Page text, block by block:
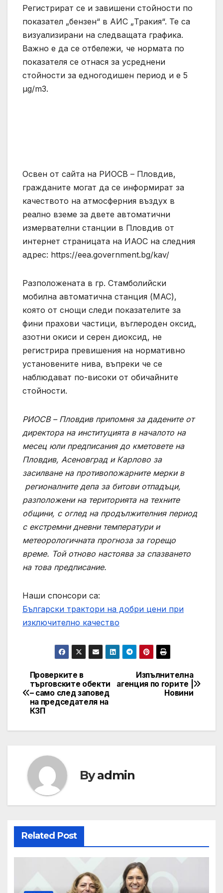
Регистрират се и завишени стойности по
показател „бензен“ в АИС „Тракия“. Те са
визуализирани на следващата графика.
Важно е да се отбележи, че нормата по
показателя се отнася за усреднени
стойности за едногодишен период и е 5
µg/m3.
Освен от сайта на РИОСВ – Пловдив,
гражданите могат да се информират за
качеството на атмосферния въздух в
реално вземе за двете автоматични
измервателни станции в Пловдив от
интернет страницата на ИАОС на следния
адрес: https://eea.government.bg/kav/
Разположената в гр. Стамболийски
мобилна автоматична станция (МАС),
която от снощи следи показателите за
фини прахови частици, въглероден оксид,
азотни окиси и серен диоксид, не
регистрира превишения на нормативно
установените нива, въпреки че се
наблюдават по-високи от обичайните
стойности.
РИОСВ – Пловдив припомня за дадените от
директора на институцията в началото на
месец юли предписания до кметовете на
Пловдив, Асеновград и Карлово за
засилване на противопожарните мерки в
регионалните депа за битови отпадъци,
разположени на територията на техните
общини, с оглед на продължителния период
с екстремни дневни температури и
метеорологичната прогноза за горещо
време. Той отново настоява за спазването
на това предписание.
Наши спонсори са:
Български трактори на добри цени при
изключително качество
Post
navigation
Изпълнителна
агенция по горите |
Новини
Проверките в
търговските обекти
– само след заповед
на председателя на
КЗП
Byadmin
Related Post